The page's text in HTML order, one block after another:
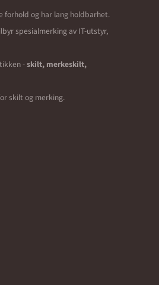
forhold og har lang holdbarhet.
spesialmerking av IT-utstyr,
-skilt, merkeskilt,
skilt og merking.